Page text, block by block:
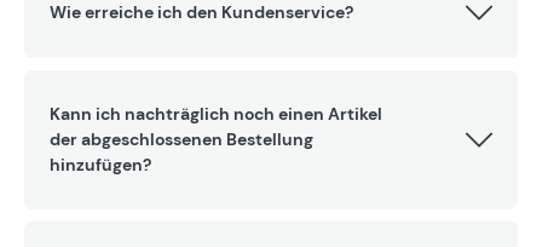
Wie erreiche ich den Kundenservice?
Kann ich nachträglich noch einen Artikel
der abgeschlossenen Bestellung
hinzufügen?